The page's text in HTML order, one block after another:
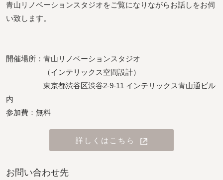
青山リノベーションスタジオをご覧になりながらお話しをお伺
い致します。
開催場所：青山リノベーションスタジオ
（インテリックス空間設計）
東京都渋谷区渋谷2-9-11 インテリックス青山通ビル
内
参加費：無料
詳しくはこちら
お問い合わせ先